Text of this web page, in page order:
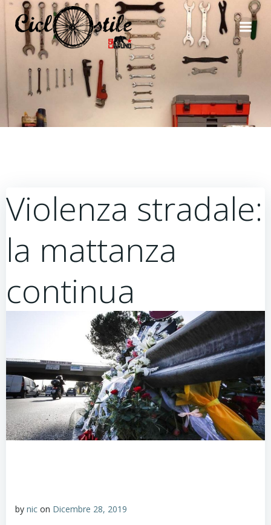
Vai
al
contenuto
Violenza stradale:
la mattanza
continua
by nic on Dicembre 28, 2019